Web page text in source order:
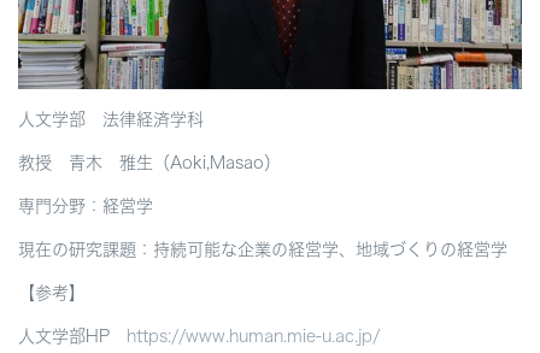
人文学部 法律経済学科
教授 青木 雅生（Aoki,Masao）
専門分野：経営学
現在の研究課題：持続可能な企業の経営学、地域づくりの経営学
【参考】
人文学部HP https://www.human.mie-u.ac.jp/